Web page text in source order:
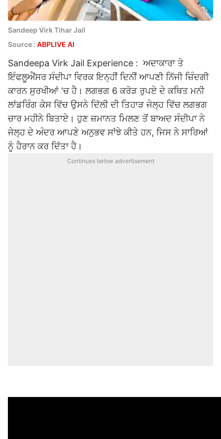
Sandeep Virk Tihar Jail
Source : ABPLIVE AI
Sandeepa Virk Jail Experience : ਅਦਾਕਾਰਾ ਤੇ
ਇੰਫਲੂਐਂਸਰ ਸੰਦੀਪਾ ਵਿਰਕ ਇਨ੍ਹੀਂ ਦਿਨੀਂ ਆਪਣੀ ਨਿੱਜੀ ਜ਼ਿੰਦਗੀ
ਕਾਰਨ ਸੁਰਖੀਆਂ 'ਚ ਹੈ। ਲਗਭਗ 6 ਕਰੋੜ ਰੁਪਏ ਦੇ ਕਥਿਤ ਮਨੀ
ਲਾਂਡਰਿੰਗ ਕੇਸ ਵਿੱਚ ਉਸਨੇ ਦਿੱਲੀ ਦੀ ਤਿਹਾੜ ਜੇਲ੍ਹ ਵਿੱਚ ਲਗਭਗ
ਚਾਰ ਮਹੀਨੇ ਬਿਤਾਏ। ਹੁਣ ਜ਼ਮਾਨਤ ਮਿਲਣ ਤੋਂ ਬਾਅਦ ਸੰਦੀਪਾ ਨੇ
ਜੇਲ੍ਹ ਦੇ ਅੰਦਰ ਆਪਣੇ ਅਨੁਭਵ ਸਾਂਝੇ ਕੀਤੇ ਹਨ, ਜਿਸ ਨੇ ਸਾਰਿਆਂ
ਨੂੰ ਹੈਰਾਨ ਕਰ ਦਿੱਤਾ ਹੈ।
Continues below advertisement